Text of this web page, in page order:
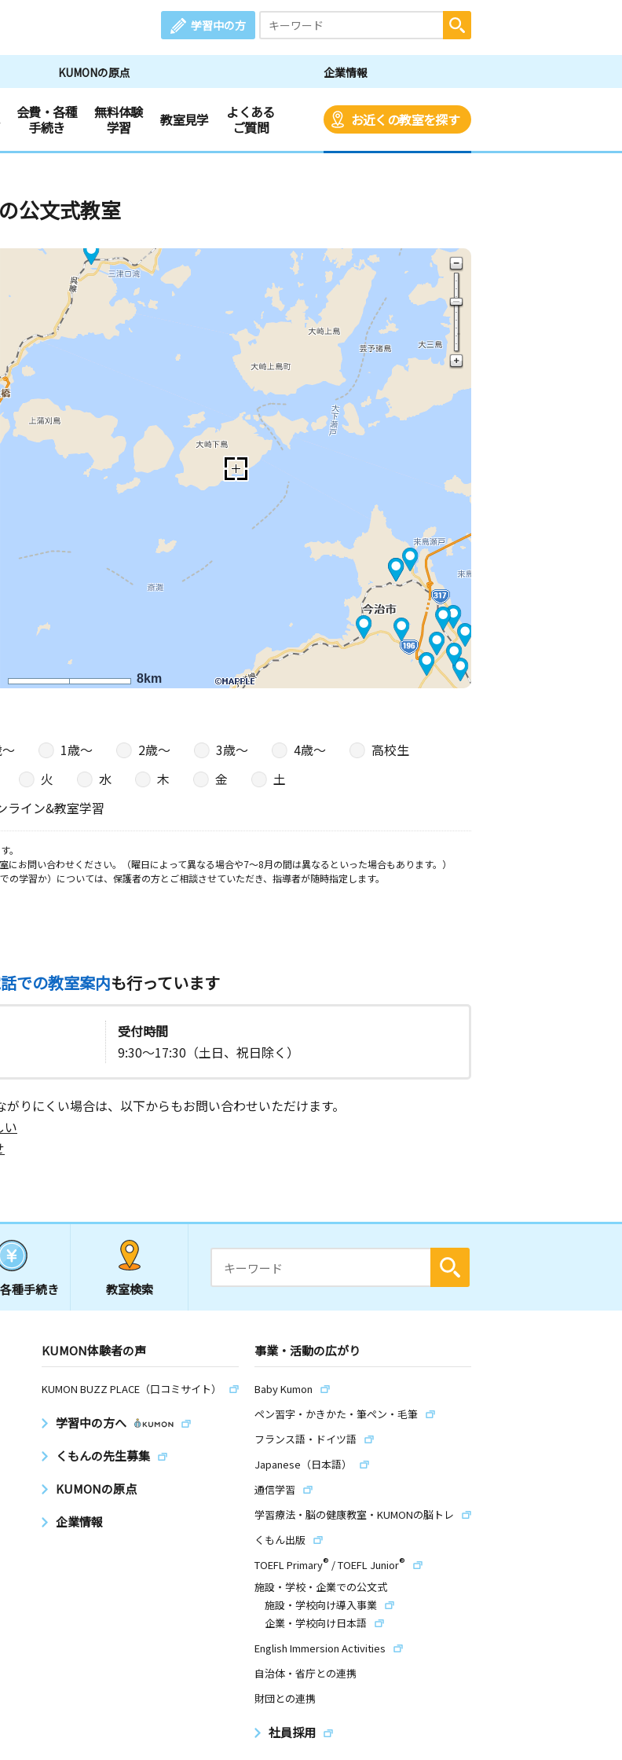
学習中の方
KUMONの原点 企業情報
会費・各種
手続き
無料体験
学習
教室見学
よくある
ご質問
お近くの教室を探す
公文式教室
8km
1歳〜 2歳〜 3歳〜 4歳〜
高校生
火 水 木 金
土
ライン&教室学習
。
お問い合わせください。（曜日によって異なる場合や7～8月の間は異なるといった場合もあります。）
学習か）については、保護者の方とご相談させていただき、指導者が随時指定します。
での教室案内も行っています
受付時間
9:30～17:30（土日、祝日除く）
りにくい場合は、以下からもお問い合わせいただけます。
い
各種手続き 教室検索
KUMON体験者の声
KUMON BUZZ PLACE（口コミサイト）
学習中の方へ
くもんの先生募集
KUMONの原点
企業情報
事業・活動の広がり
Baby Kumon
ペン習字・かきかた・筆ペン・毛筆
フランス語・ドイツ語
Japanese（日本語）
通信学習
学習療法・脳の健康教室・KUMONの脳トレ
くもん出版
TOEFL Primary® /TOEFL Junior®
施設・学校・企業での公文式
施設・学校向け導入事業
企業・学校向け日本語
English Immersion Activities
自治体・省庁との連携
財団との連携
社員採用